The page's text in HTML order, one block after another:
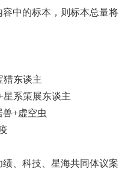
中的标本，则标本总量将
猎东谈主
星系策展东谈主
+虚空虫
、科技、星海共同体议案